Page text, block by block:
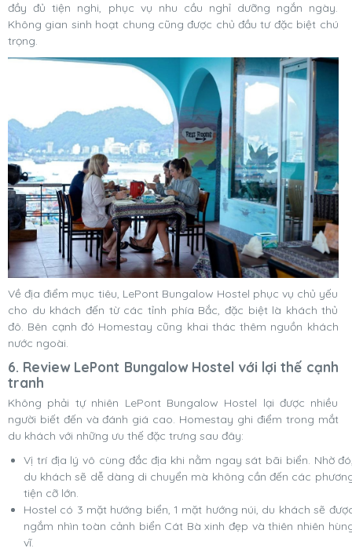
đầy đủ tiện nghi, phục vụ nhu cầu nghỉ dưỡng ngắn ngày.
Không gian sinh hoạt chung cũng được chủ đầu tư đặc biệt chú
trọng.
Về địa điểm mục tiêu, LePont Bungalow Hostel phục vụ chủ yếu
cho du khách đến từ các tỉnh phía Bắc, đặc biệt là khách thủ
đô. Bên cạnh đó Homestay cũng khai thác thêm nguồn khách
nước ngoài.
6. Review LePont Bungalow Hostel với lợi thế cạnh
tranh
Không phải tự nhiên LePont Bungalow Hostel lại được nhiều
người biết đến và đánh giá cao. Homestay ghi điểm trong mắt
du khách với những ưu thế đặc trưng sau đây:
Vị trí địa lý vô cùng đắc địa khi nằm ngay sát bãi biển. Nhờ
du khách sẽ dễ dàng di chuyển mà không cần đến các
tiện cỡ lớn.
Hostel có 3 mặt hướng biển, 1 mặt hướng núi, du khách sẽ
ngắm nhìn toàn cảnh biển Cát Bà xinh đẹp và thiên nhiên
vĩ.